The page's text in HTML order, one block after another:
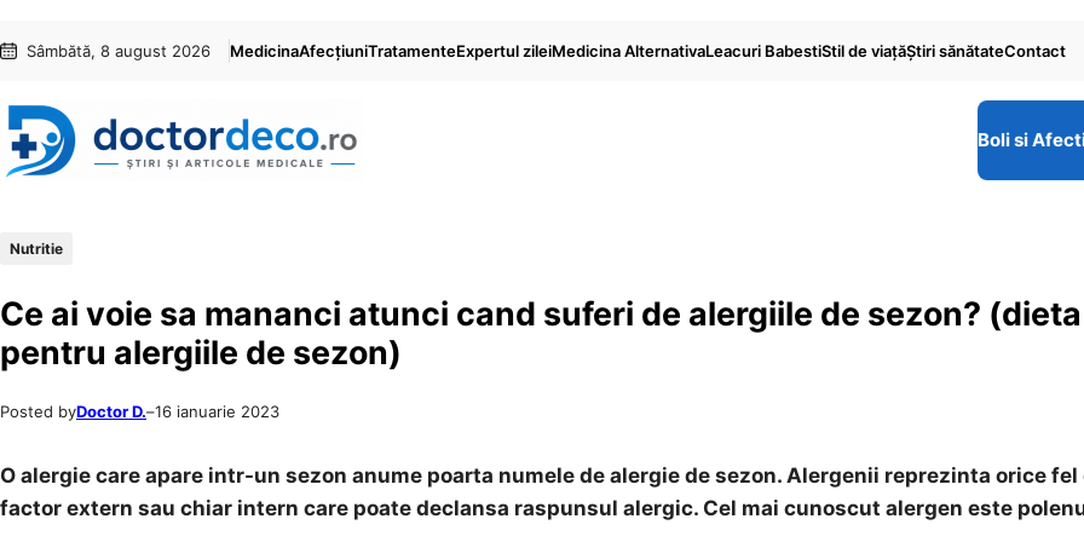
conținut
content
Sâmbătă, 8 august 2026 MedicinaAfecțiuniTratamenteExpertul zileiMedicina AlternativaLeacuri BabestiStil de viaţăŞtiri sănătateContact
Boli si
Nutritie
Ce ai voie sa mananci atunci cand suferi de alergiile de sezon? (dieta
pentru alergiile de sezon)
Posted byDoctor D.–16 ianuarie 2023
O alergie care apare intr-un sezon anume poarta numele de alergie de sezon. Alergenii reprezinta orice fel
factor extern sau chiar intern care poate declansa raspunsul alergic. Cel mai cunoscut alergen este